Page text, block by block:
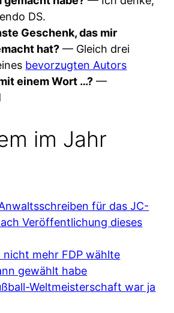
DS.
Geschenk, das mir
hat? — Gleich drei
bevorzugten Autors
einem Wort …? —
im Jahr
für das JC-
Veröffentlichung dieses
nicht mehr FDP wählte
gewählt habe
Weltmeisterschaft war ja